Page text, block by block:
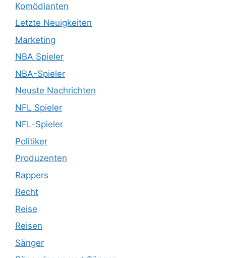
Komödianten
Letzte Neuigkeiten
Marketing
NBA Spieler
NBA-Spieler
Neuste Nachrichten
NFL Spieler
NFL-Spieler
Politiker
Produzenten
Rappers
Recht
Reise
Reisen
Sänger